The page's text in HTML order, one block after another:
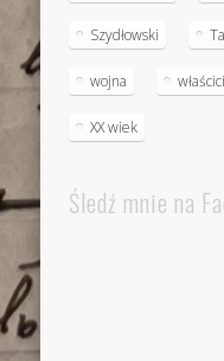
Szydłowski
wojna
XX wiek
Śledź mnie na